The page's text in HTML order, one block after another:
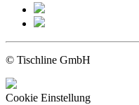
© Tischline GmbH
Cookie Einstellung